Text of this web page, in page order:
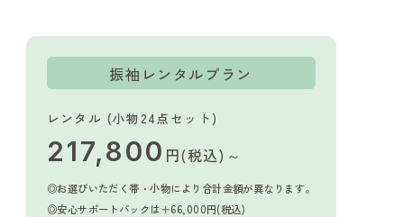
振袖レンタルプラン
レンタル (小物24点セット)
217,800 円(税込)～
お選びいただく帯・小物により合計金額が異なります。
安心サポートパックは＋66,000円(税込)